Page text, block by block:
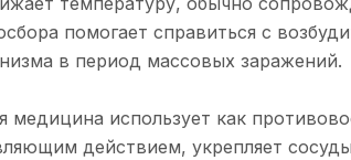
помогает справиться с
в период массовых заражений.
медицина использует как
действием, укрепляет